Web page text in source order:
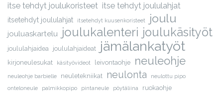
itse tehdyt joulukoristeet itse tehdyt joululahjat
itsetehdyt joululahjat itsetehdyt kuusenkoristeet joulu
jouluaskartelu joulukalenteri joulukäsityöt
joululahjaidea joululahjaideat jämälankatyöt
kirjoneulesukat käsityövideot leivontaohje neuleohje
neuleohje barbielle neuletekniikat neulonta
neulottu pipo
onteloneule
palmikkopipo pintaneule pöytäliina
ruokaohje